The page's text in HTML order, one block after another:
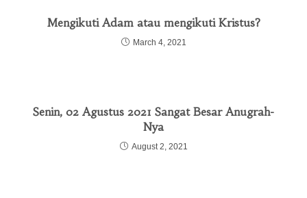
Mengikuti Adam atau mengikuti Kristus?
March 4, 2021
Senin, 02 Agustus 2021 Sangat Besar Anugrah-
Nya
August 2, 2021